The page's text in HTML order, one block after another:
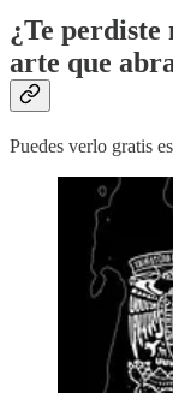
¿Te perdiste
arte que
Puedes verlo gratis